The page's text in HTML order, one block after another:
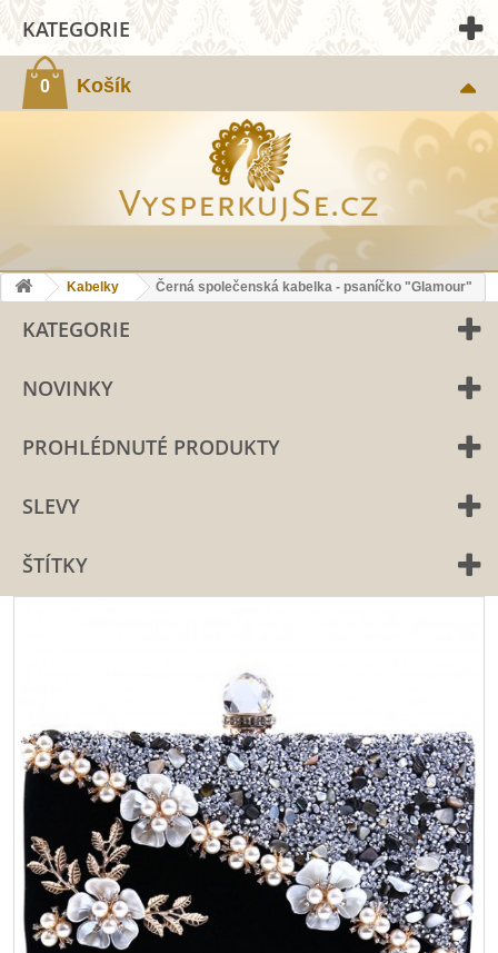
0 Košík
KATEGORIE
Kabelky Černá společenská kabelka - psaníčko "Glamour"
KATEGORIE
NOVINKY
PROHLÉDNUTÉ PRODUKTY
SLEVY
ŠTÍTKY